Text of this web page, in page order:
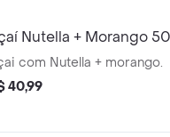
Nutella + Morango
com Nutella + morango.
40,99